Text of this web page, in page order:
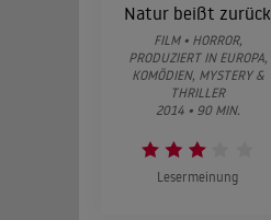
Natur beißt zurück
FILM • HORROR,
PRODUZIERT IN EUROPA,
KOMÖDIEN, MYSTERY &
THRILLER
2014 • 90 MIN.
Lesermeinung